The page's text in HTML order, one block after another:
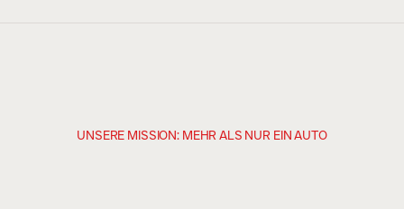
UNSERE MISSION: MEHR ALS NUR EIN AUTO